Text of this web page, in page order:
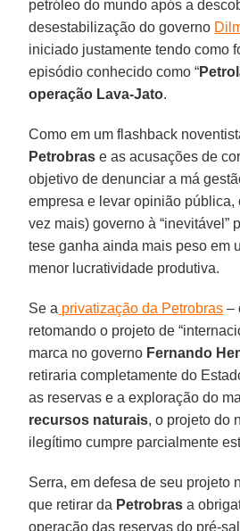
petróleo do mundo após a
desestabilização do governo
iniciado justamente tendo como
episódio conhecido como “
operação Lava-Jato.
Como em um flashback
Petrobras e as acusações de
objetivo de denunciar a má
empresa e levar opinião pública,
vez mais) governo à “inevitável”
tese ganha ainda mais peso em
menor lucratividade produtiva.
Se a privatização da Petrobras –
retomando o projeto de
marca no governo Fernando
retiraria completamente do
as reservas e a exploração do
recursos naturais, o projeto do
ilegítimo cumpre parcialmente
Serra, em defesa de seu projeto
que retirar da Petrobras a
operação das reservas do pré-